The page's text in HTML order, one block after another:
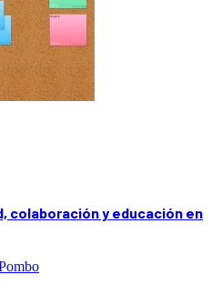
colaboración y educación en